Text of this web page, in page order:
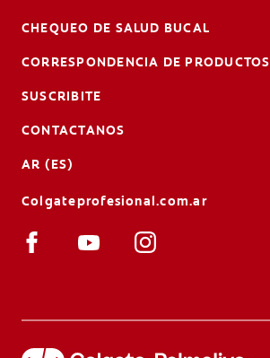
CHEQUEO DE SALUD BUCAL
CORRESPONDENCIA DE PRODUCTOS
SUSCRIBITE
CONTACTANOS
AR (ES)
Colgateprofesional.com.ar